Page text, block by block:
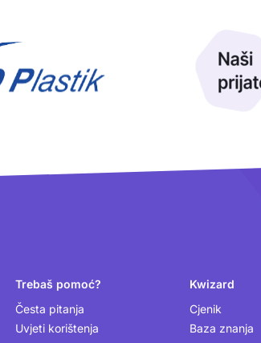
Trebaš pomoć?
Česta pitanja
Uvjeti korištenja
Kwizard
Cjenik
Baza znanja